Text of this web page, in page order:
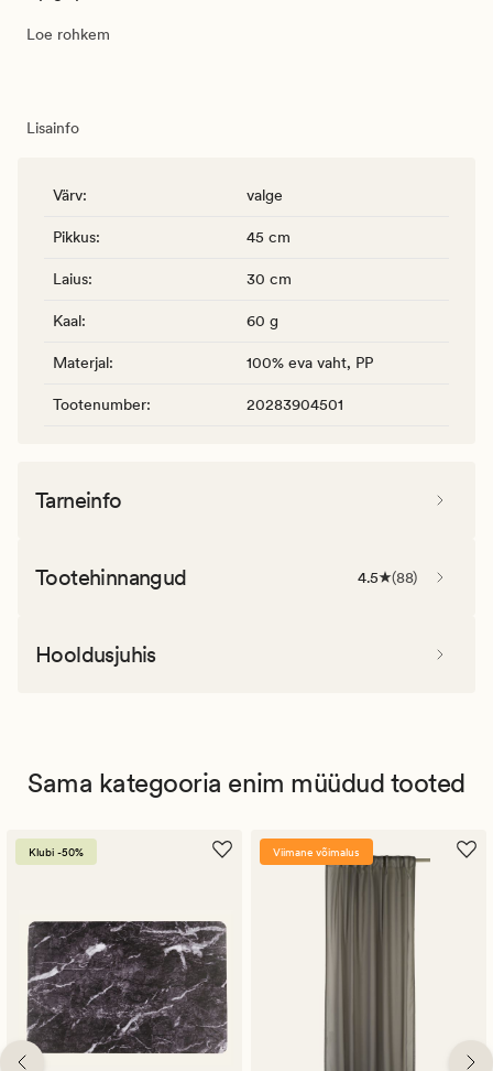
Loe rohkem
Lisainfo
Värv: valge
Pikkus: 45 cm
Laius: 30 cm
Kaal: 60 g
Materjal: 100% eva vaht, PP
Tootenumber: 20283904501
Tarneinfo
Tootehinnangud 4.5 (88)
Hooldusjuhis
Sama kategooria enim müüdud tooted
Klubi -50% Viimane võimalus